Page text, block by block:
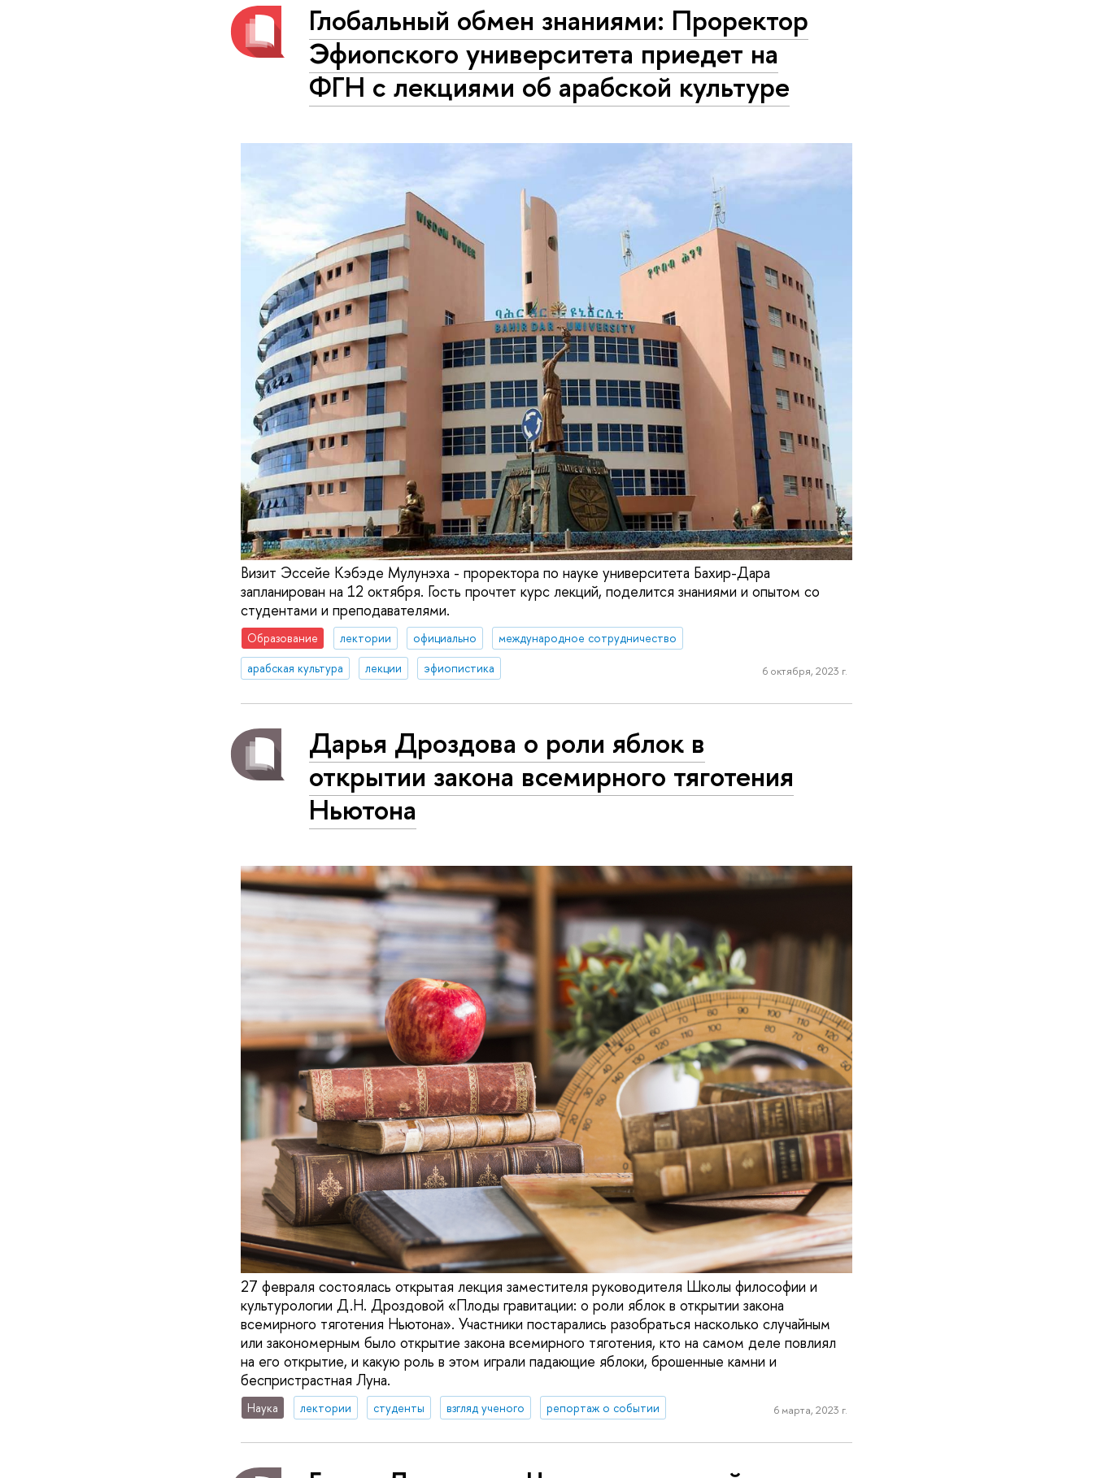
Глобальный обмен знаниями: Проректор
Эфиопского университета приедет на
ФГН с лекциями об арабской культуре
Визит Эссейе Кэбэде Мулунэха - проректора по науке университета Бахир-Дара
запланирован на 12 октября. Гость прочтет курс лекций, поделится знаниями и опытом со
студентами и преподавателями.
Образование лектории официально
международное сотрудничество
арабская культура
лекции эфиопистика 6 октября, 2023 г.
Дарья Дроздова о роли яблок в
открытии закона всемирного тяготения
Ньютона
27 февраля состоялась открытая лекция заместителя руководителя Школы философии и
культурологии Д.Н. Дроздовой «Плоды гравитации: о роли яблок в открытии закона
всемирного тяготения Ньютона». Участники постарались разобраться насколько случайным
или закономерным было открытие закона всемирного тяготения, кто на самом деле повлиял
на его открытие, и какую роль в этом играли падающие яблоки, брошенные камни и
беспристрастная Луна.
Наука лектории студенты взгляд ученого репортаж о событии 6 марта, 2023 г.